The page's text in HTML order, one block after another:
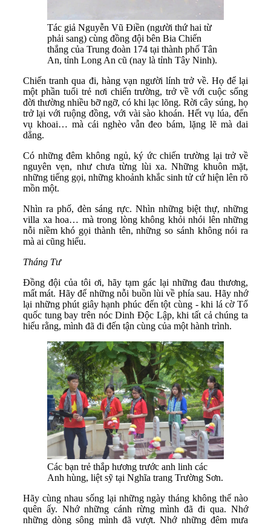
Tác giả Nguyễn Vũ Điền (người thứ hai từ
phải sang) cùng đồng đội bên Bia Chiến
thắng của Trung đoàn 174 tại thành phố Tân
An, tỉnh Long An cũ (nay là tỉnh Tây Ninh).
Chiến tranh qua đi, hàng vạn người lính trở về. Họ để lại
một phần tuổi trẻ nơi chiến trường, trở về với cuộc sống
đời thường nhiều bỡ ngỡ, có khi lạc lõng. Rời cây súng, họ
trở lại với ruộng đồng, với vài sào khoán. Hết vụ lúa, đến
vụ khoai… mà cái nghèo vẫn đeo bám, lặng lẽ mà dai
dẳng.
Có những đêm không ngủ, ký ức chiến trường lại trở về
nguyên vẹn, như chưa từng lùi xa. Những khuôn mặt,
những tiếng gọi, những khoảnh khắc sinh tử cứ hiện lên rõ
mồn một.
Nhìn ra phố, đèn sáng rực. Nhìn những biệt thự, những
villa xa hoa… mà trong lòng không khỏi nhói lên những
nỗi niềm khó gọi thành tên, những so sánh không nói ra
mà ai cũng hiểu.
Tháng Tư
Đồng đội của tôi ơi, hãy tạm gác lại những đau thương,
mất mát. Hãy để những nỗi buồn lùi về phía sau. Hãy nhớ
lại những phút giây hạnh phúc đến tột cùng - khi lá cờ Tổ
quốc tung bay trên nóc Dinh Độc Lập, khi tất cả chúng ta
hiểu rằng, mình đã đi đến tận cùng của một hành trình.
Các bạn trẻ thắp hương trước anh linh các
Anh hùng, liệt sỹ tại Nghĩa trang Trường Sơn.
Hãy cùng nhau sống lại những ngày tháng không thể nào
quên ấy. Nhớ những cánh rừng mình đã đi qua. Nhớ
những dòng sông mình đã vượt. Nhớ những đêm mưa